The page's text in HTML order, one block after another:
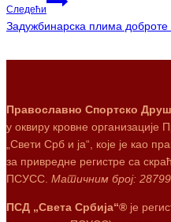
Следећи
Задужбинарска плима
Православно Спортско
у оквиру кровне организације
„Свети Срб и ја“, које је као
за привредне регистре са
ПСУСС. Матичним број:
ПСД „Света Србија“® је